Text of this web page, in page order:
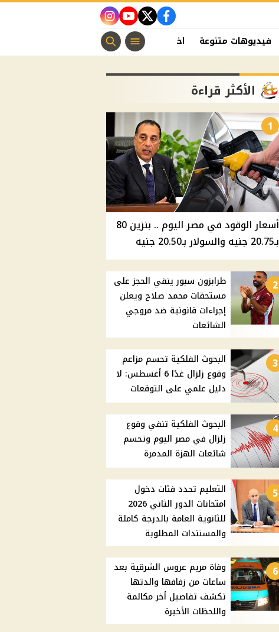
facebook
twitter
youtube
instagram
فيديوهات متنوعة اخبار الفن منوعات مسيحية
الأكثر قراءة
1
أسعار الوقود في مصر اليوم .. بنزين 80
بـ20.75 جنيه والسولار بـ20.50 جنيه
2
طرابزون سبور ينفي الحجز على
مستحقات محمد صلاح ويعلن
إجراءات قانونية ضد مروجي
الشائعات
3
البحوث الفلكية تحسم مزاعم
وقوع زلزال غدًا 6 أغسطس: لا
دليل علمي على التوقعات
4
البحوث الفلكية تنفي وقوع
زلزال في مصر اليوم وتحسم
شائعات الهزة المدمرة
5
التعليم تحدد فئات دخول
امتحانات الدور الثاني 2026
للثانوية العامة بالدرجة كاملة
والمستندات المطلوبة
6
وفاة مريم عروس الشرقية بعد
ساعات من زفافها والدتها
تكشف تفاصيل أخر مكالمة
واللحظات الأخيرة